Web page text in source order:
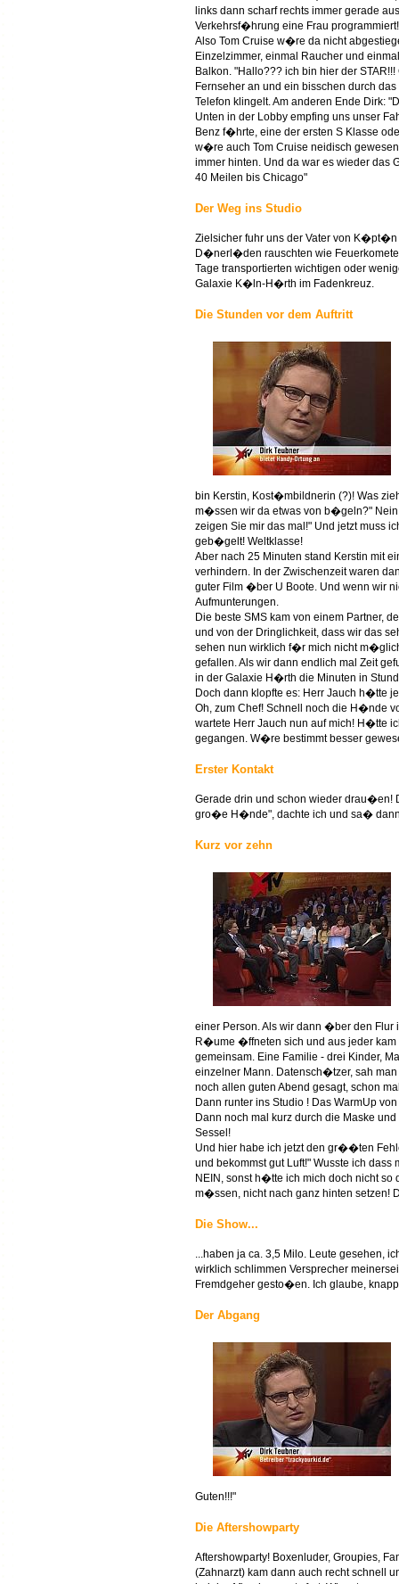
links dann scharf rechts immer gerade
Verkehrsf�hrung eine Frau
Also Tom Cruise w�re da nicht
Einzelzimmer, einmal Raucher und
Balkon. "Hallo??? ich bin hier der
Fernseher an und ein bisschen durch
Telefon klingelt. Am anderen Ende Dirk:
Unten in der Lobby empfing uns unser
Benz f�hrte, eine der ersten S Klasse
w�re auch Tom Cruise neidisch
immer hinten. Und da war es wieder das
40 Meilen bis Chicago"
Der Weg ins Studio
Zielsicher fuhr uns der Vater von
D�nerl�den rauschten wie
Tage transportierten wichtigen oder
Galaxie K�ln-H�rth im Fadenkreuz.
Die Stunden vor dem Auftritt
bin Kerstin, Kost�mbildnerin (?)! Was
m�ssen wir da etwas von b�geln?"
zeigen Sie mir das mal!" Und jetzt muss
geb�gelt! Weltklasse!
Aber nach 25 Minuten stand Kerstin mit
verhindern. In der Zwischenzeit waren
guter Film �ber U Boote. Und wenn wir
Aufmunterungen.
Die beste SMS kam von einem Partner,
und von der Dringlichkeit, dass wir das
sehen nun wirklich f�r mich nicht
gefallen. Als wir dann endlich mal Zeit
in der Galaxie H�rth die Minuten in
Doch dann klopfte es: Herr Jauch h�tte
Oh, zum Chef! Schnell noch die H�nde
wartete Herr Jauch nun auf mich! H�tte
gegangen. W�re bestimmt besser
Erster Kontakt
Gerade drin und schon wieder drau�en!
gro�e H�nde", dachte ich und sa� dann
Kurz vor zehn
einer Person. Als wir dann �ber den Flur
R�ume �ffneten sich und aus jeder
gemeinsam. Eine Familie - drei Kinder,
einzelner Mann. Datensch�tzer, sah
noch allen guten Abend gesagt, schon
Dann runter ins Studio ! Das WarmUp
Dann noch mal kurz durch die Maske
Sessel!
Und hier habe ich jetzt den gr��ten
und bekommst gut Luft!" Wusste ich
NEIN, sonst h�tte ich mich doch nicht
m�ssen, nicht nach ganz hinten setzen!
Die Show...
...haben ja ca. 3,5 Milo. Leute gesehen,
wirklich schlimmen Versprecher
Fremdgeher gesto�en. Ich glaube,
Der Abgang
Guten!!!"
Die Aftershowparty
Aftershowparty! Boxenluder, Groupies,
(Zahnarzt) kam dann auch recht schnell